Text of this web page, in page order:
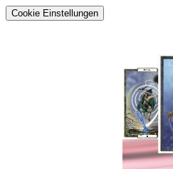
Cookie Einstellungen